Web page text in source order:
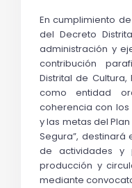
En cumplimiento
del Decreto
administración y
contribución
Distrital de Cultura,
como entidad
coherencia con
y las metas del
Segura”, destinará
de actividades y
producción y
mediante